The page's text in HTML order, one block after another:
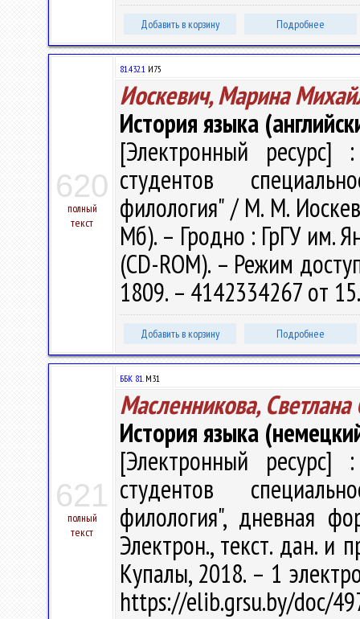
Добавить в корзину Подробнее
620
полный
текст
81.432.1 И75
Иоскевич, Марина
История языка
[Электронный ресурс]
студентов
филология" / М. М.
Мб). – Гродно : ГрГУ им.
(CD-ROM). – Режим
1809. – 4142334267 от
Добавить в корзину Подробнее
621
полный
текст
ББК 81.М31
Масленникова, Светлана
История языка
[Электронный ресурс]
студентов
филология", дневная
Электрон., текст. дан. и
Купалы, 2018. – 1
https://elib.grsu.by/doc/